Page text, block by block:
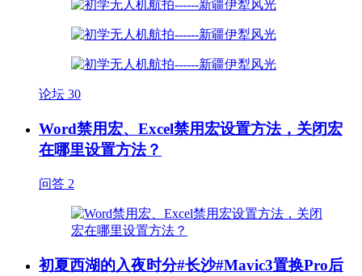
论坛 30
Word禁用宏、Excel禁用宏设置方法，关闭宏
在哪里设置方法？
问答 2
初夏西湖的入夜时分#长沙#Mavic3置换Pro后